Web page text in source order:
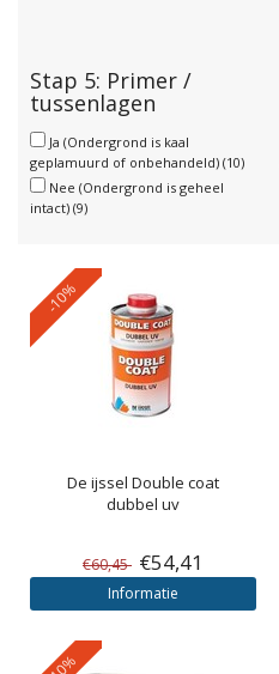
Stap 5: Primer /
tussenlagen
Ja (Ondergrond is kaal
geplamuurd of onbehandeld) (10)
Nee (Ondergrond is geheel
intact) (9)
-10%
De ijssel Double coat
dubbel uv
€60,45 €54,41
Informatie